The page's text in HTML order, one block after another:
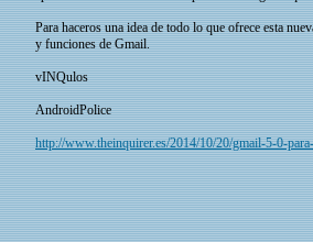
Para haceros una idea de todo lo que ofrece esta
y funciones de Gmail.
vINQulos
AndroidPolice
http://www.theinquirer.es/2014/10/20/gmail-5-0-